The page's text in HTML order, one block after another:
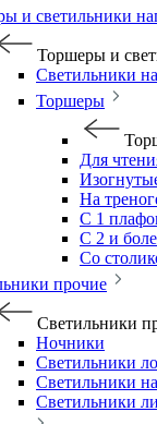
и светильники
Торшеры и
Светильники
Торшеры
Для
На
С 1
С 2 и
Со
прочие
Светильники
Ночники
Светильники
Светильники
Светильники